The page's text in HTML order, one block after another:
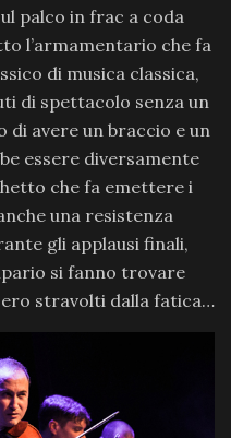
palco in frac a coda
l’armamentario che fa
di musica classica,
di spettacolo senza un
avere un braccio e un
essere diversamente
che fa emettere i
una resistenza
gli applausi finali,
si fanno trovare
stravolti dalla fatica…